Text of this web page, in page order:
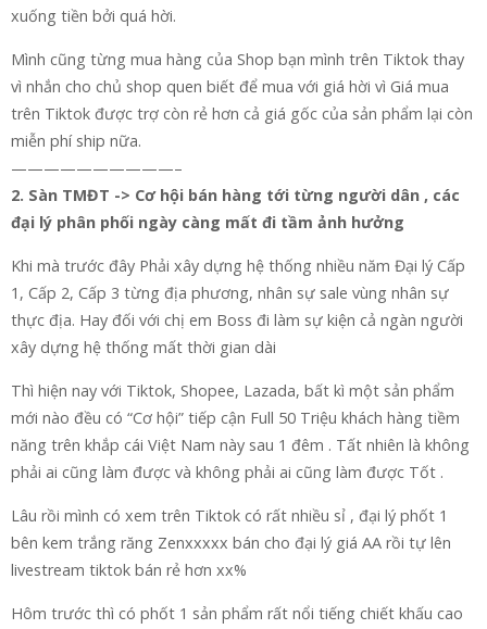
xuống tiền bởi quá hời.
Mình cũng từng mua hàng của Shop bạn mình trên Tiktok thay
vì nhắn cho chủ shop quen biết để mua với giá hời vì Giá mua
trên Tiktok được trợ còn rẻ hơn cả giá gốc của sản phẩm lại còn
miễn phí ship nữa.
——————————–
2. Sàn TMĐT -> Cơ hội bán hàng tới từng người dân , các
đại lý phân phối ngày càng mất đi tầm ảnh hưởng
Khi mà trước đây Phải xây dựng hệ thống nhiều năm Đại lý Cấp
1, Cấp 2, Cấp 3 từng địa phương, nhân sự sale vùng nhân sự
thực địa. Hay đối với chị em Boss đi làm sự kiện cả ngàn người
xây dựng hệ thống mất thời gian dài
Thì hiện nay với Tiktok, Shopee, Lazada, bất kì một sản phẩm
mới nào đều có “Cơ hội” tiếp cận Full 50 Triệu khách hàng tiềm
năng trên khắp cái Việt Nam này sau 1 đêm . Tất nhiên là không
phải ai cũng làm được và không phải ai cũng làm được Tốt .
Lâu rồi mình có xem trên Tiktok có rất nhiều sỉ , đại lý phốt 1
bên kem trắng răng Zenxxxxx bán cho đại lý giá AA rồi tự lên
livestream tiktok bán rẻ hơn xx%
Hôm trước thì có phốt 1 sản phẩm rất nổi tiếng chiết khấu cao